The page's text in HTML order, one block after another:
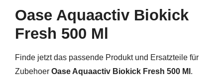
Oase Aquaactiv Biokick
Fresh 500 Ml
Finde jetzt das passende Produkt und Ersatzteile für
Zubehoer Oase Aquaactiv Biokick Fresh 500 Ml .